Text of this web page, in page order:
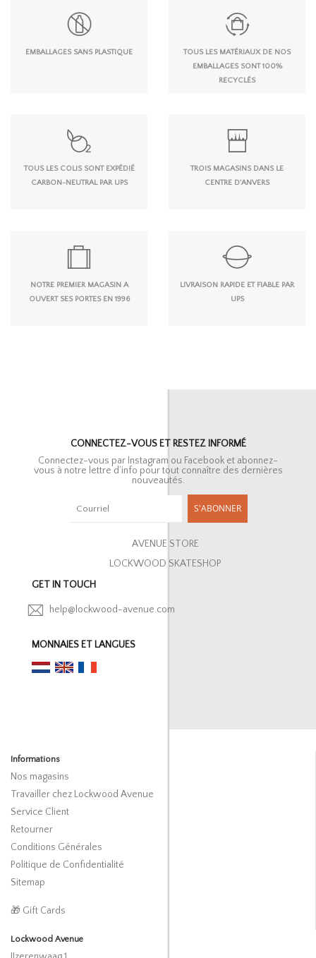
EMBALLAGES SANS PLASTIQUE
TOUS LES MATÉRIAUX DE NOS
EMBALLAGES SONT 100%
RECYCLÉS
TOUS LES COLIS SONT EXPÉDIÉ
CARBON-NEUTRAL PAR UPS
TROIS MAGASINS DANS LE
CENTRE D'ANVERS
NOTRE PREMIER MAGASIN A
OUVERT SES PORTES EN 1996
LIVRAISON RAPIDE ET FIABLE PAR
UPS
CONNECTEZ-VOUS ET RESTEZ INFORMÉ
Connectez-vous par Instagram ou Facebook et abonnez-
vous à notre lettre d’info pour tout connaître des dernières
nouveautés.
S'ABONNER
AVENUE STORE
LOCKWOOD SKATESHOP
GET IN TOUCH
help@lockwood-avenue.com
MONNAIES ET LANGUES
Informations
Nos magasins
Travailler chez Lockwood Avenue
Service Client
Retourner
Conditions Générales
Politique de Confidentialité
Sitemap
🎁 Gift Cards
Lockwood Avenue